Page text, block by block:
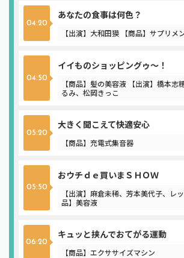
04:20
あなたの食事は何色？
【出演】大和田獏 【商品】サプリメ
04:50
イイものショッピングゥ～！
【商品】髪の美容液 【出演】橋本志
るみ、松岡きっこ
05:20
大きく聞こえて快適安心
【商品】充電式集音器
05:50
おウチｄｅ買いまＳＨＯＷ
【出演】麻倉未稀、芳本美代子、レ
品】美容液
06:20
キュッと挟んでおてがる運動
【商品】エクササイズマシン